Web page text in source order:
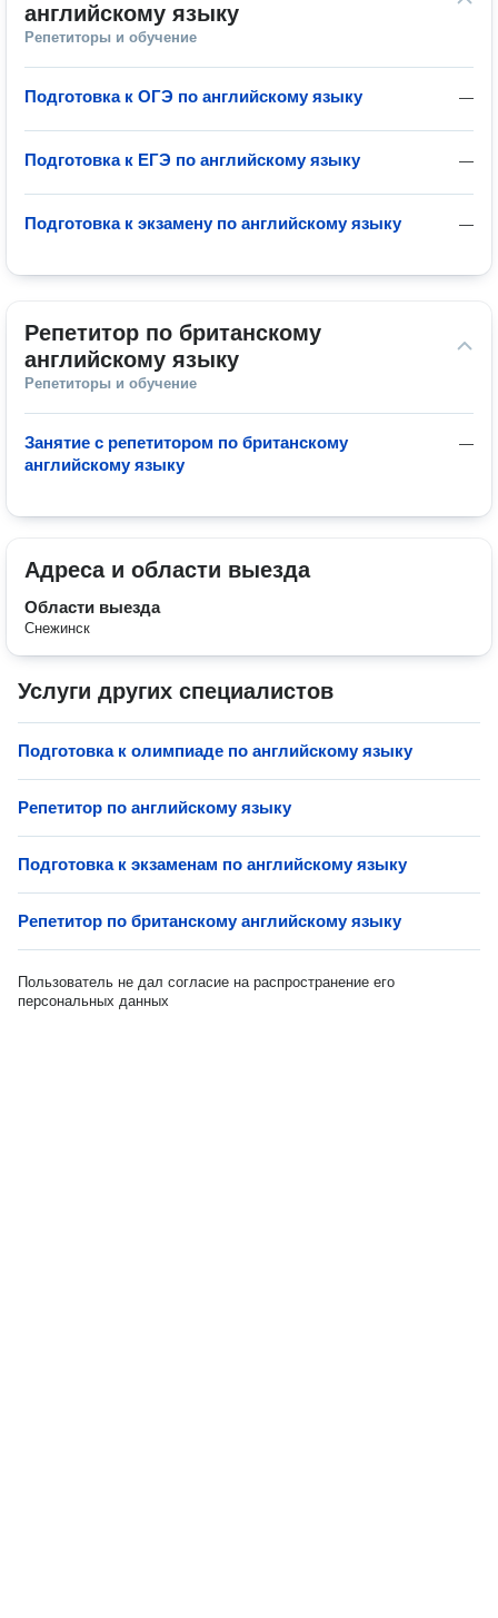
английскому языку
Репетиторы и обучение
—
Подготовка к ОГЭ по английскому языку
—
Подготовка к ЕГЭ по английскому языку
—
Подготовка к экзамену по английскому языку
Репетитор по британскому
английскому языку
Репетиторы и обучение
—
Занятие с репетитором по британскому
английскому языку
Адреса и области выезда
Области выезда
Снежинск
Услуги других специалистов
Подготовка к олимпиаде по английскому языку
Репетитор по английскому языку
Подготовка к экзаменам по английскому языку
Репетитор по британскому английскому языку
Пользователь не дал согласие на распространение его
персональных данных